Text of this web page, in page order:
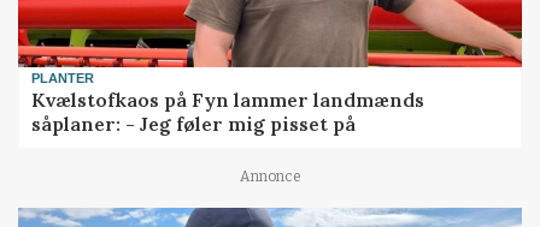
PLANTER
Kvælstofkaos på Fyn lammer landmænds
såplaner: - Jeg føler mig pisset på
Annonce